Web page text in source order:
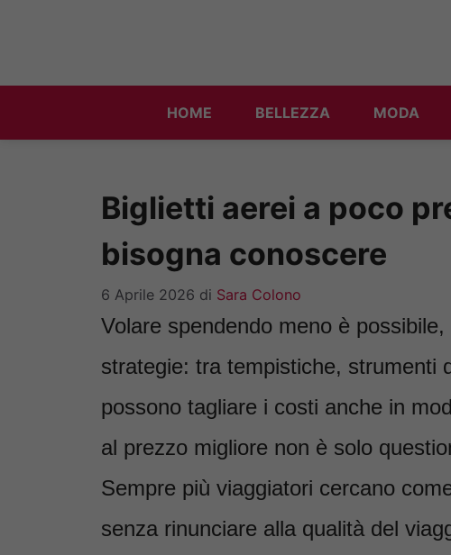
HOME BELLEZZA MODA
Biglietti aerei a poco
bisogna conoscere
6 Aprile 2026 di Sara Colono
Volare spendendo meno è
strategie: tra tempistiche, strumenti
possono tagliare i costi anche in
al prezzo migliore non è solo
Sempre più viaggiatori cercano
senza rinunciare alla qualità del